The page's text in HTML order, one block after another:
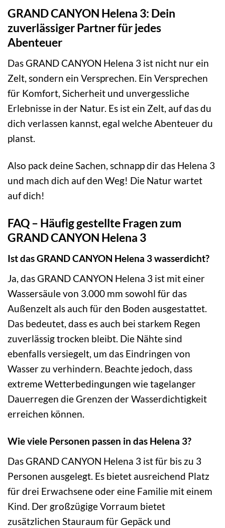
GRAND CANYON Helena 3: Dein
zuverlässiger Partner für jedes
Abenteuer
Das GRAND CANYON Helena 3 ist nicht nur ein
Zelt, sondern ein Versprechen. Ein Versprechen
für Komfort, Sicherheit und unvergessliche
Erlebnisse in der Natur. Es ist ein Zelt, auf das du
dich verlassen kannst, egal welche Abenteuer du
planst.
Also pack deine Sachen, schnapp dir das Helena 3
und mach dich auf den Weg! Die Natur wartet
auf dich!
FAQ – Häufig gestellte Fragen zum
GRAND CANYON Helena 3
Ist das GRAND CANYON Helena 3 wasserdicht?
Ja, das GRAND CANYON Helena 3 ist mit einer
Wassersäule von 3.000 mm sowohl für das
Außenzelt als auch für den Boden ausgestattet.
Das bedeutet, dass es auch bei starkem Regen
zuverlässig trocken bleibt. Die Nähte sind
ebenfalls versiegelt, um das Eindringen von
Wasser zu verhindern. Beachte jedoch, dass
extreme Wetterbedingungen wie tagelanger
Dauerregen die Grenzen der Wasserdichtigkeit
erreichen können.
Wie viele Personen passen in das Helena 3?
Das GRAND CANYON Helena 3 ist für bis zu 3
Personen ausgelegt. Es bietet ausreichend Platz
für drei Erwachsene oder eine Familie mit einem
Kind. Der großzügige Vorraum bietet
zusätzlichen Stauraum für Gepäck und